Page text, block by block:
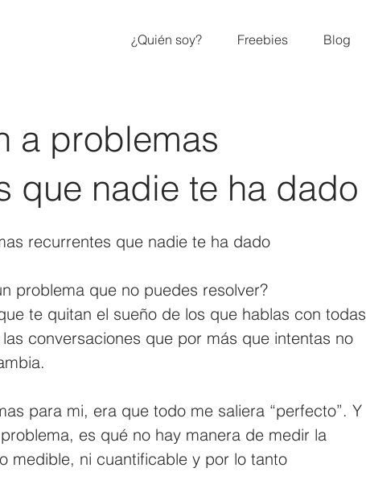
¿Quién soy? Freebies Blog
a problemas
que nadie te ha dado
recurrentes que nadie te ha dado
problema que no puedes resolver?
te quitan el sueño de los que hablas con todas
conversaciones que por más que intentas no
para mi, era que todo me saliera “perfecto”. Y
es qué no hay manera de medir la
medible, ni cuantificable y por lo tanto